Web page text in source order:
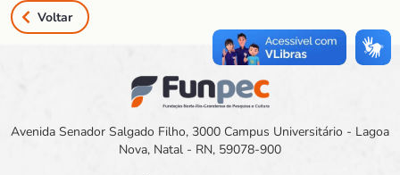
Voltar
Avenida Senador Salgado Filho, 3000 Campus Universitário - Lagoa
Nova, Natal - RN, 59078-900